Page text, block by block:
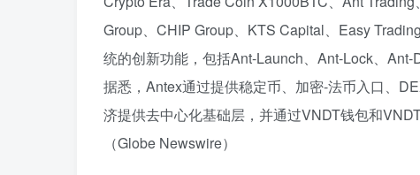
Group、CHIP Group、KTS Capital、Easy
统的创新功能，包括Ant-Launch、Ant-Lock、Ant-
据悉，Antex通过提供稳定币、加密-法币入口、
济提供去中心化基础层，并通过VNDT钱包和
（Globe Newswire）